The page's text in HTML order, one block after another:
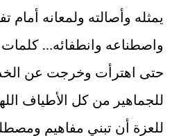
يمثله وأصالته ولمعانه أمام
واصطناعه وانطفائه…
حتى اهترأت وخرجت عن
للجماهير من كل الأطياف
للعزة أن تبني مفاهيم